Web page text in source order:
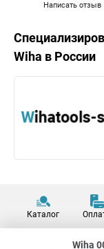
Написать отзыв
Wiha в России
Каталог
Wiha